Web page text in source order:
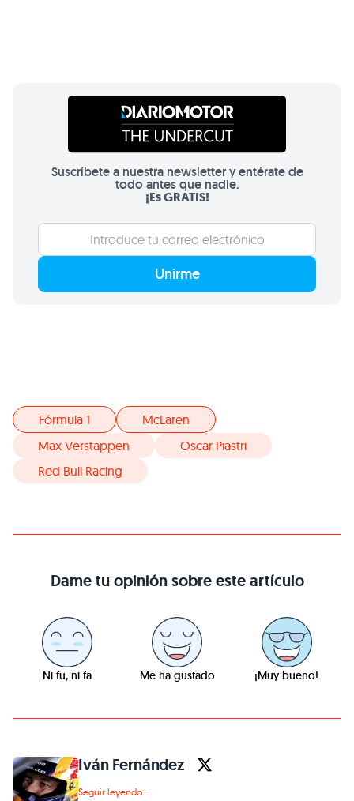
Suscríbete a nuestra newsletter y entérate de
todo antes que nadie.
¡Es GRATIS!
Unirme
Fórmula 1
McLaren
Max Verstappen
Oscar Piastri
Red Bull Racing
Dame tu opinión sobre este artículo
Ni fu, ni fa Me ha gustado ¡Muy bueno!
Iván Fernández
Seguir leyendo...